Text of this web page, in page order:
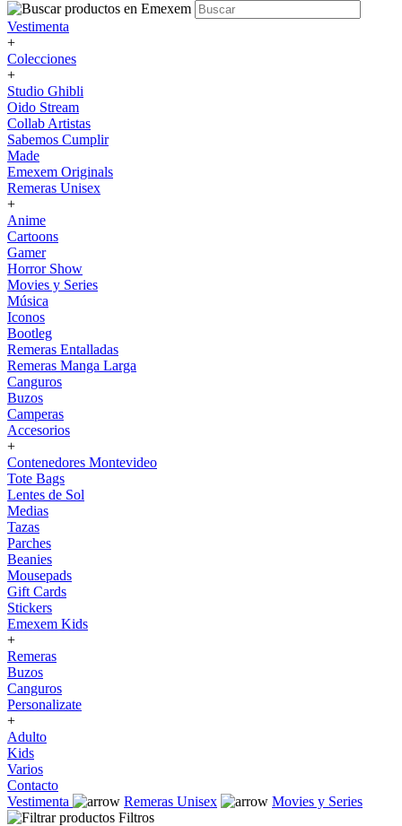
Vestimenta
+
Colecciones
+
Studio Ghibli
Oido Stream
Collab Artistas
Sabemos Cumplir
Made
Emexem Originals
Remeras Unisex
+
Anime
Cartoons
Gamer
Horror Show
Movies y Series
Música
Iconos
Bootleg
Remeras Entalladas
Remeras Manga Larga
Canguros
Buzos
Camperas
Accesorios
+
Contenedores Montevideo
Tote Bags
Lentes de Sol
Medias
Tazas
Parches
Beanies
Mousepads
Gift Cards
Stickers
Emexem Kids
+
Remeras
Buzos
Canguros
Personalizate
+
Adulto
Kids
Varios
Contacto
Vestimenta
Remeras Unisex
Movies y Series
Filtros